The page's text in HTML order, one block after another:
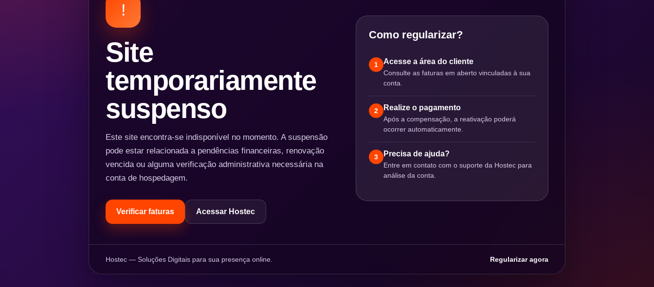
!
Site
temporariamente
suspenso
Este site encontra-se indisponível no momento. A suspensão
pode estar relacionada a pendências financeiras, renovação
vencida ou alguma verificação administrativa necessária na
conta de hospedagem.
Verificar faturas Acessar Hostec
Como regularizar?
1 Acesse a área do cliente
Consulte as faturas em aberto vinculadas à sua
conta.
2 Realize o pagamento
Após a compensação, a reativação poderá
ocorrer automaticamente.
3 Precisa de ajuda?
Entre em contato com o suporte da Hostec para
análise da conta.
Hostec — Soluções Digitais para sua presença online. Regularizar agora